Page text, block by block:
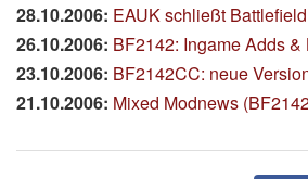
28.10.2006: EAUK schließt
26.10.2006: BF2142: Ingame Adds &
23.10.2006: BF2142CC: neue
21.10.2006: Mixed Modnews